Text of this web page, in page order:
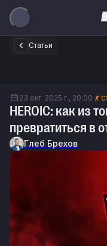
Статьи
23 окт. 2025 г., 20:00
HEROIC: как из
превратиться в
Глеб Брехов